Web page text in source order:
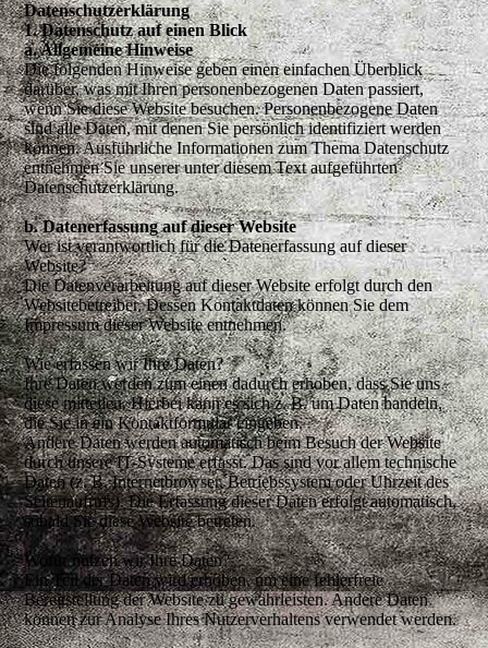
Daten­­schutz­­erklärung
1. Datenschutz auf einen Blick
a. Allgemeine Hinweise
Die folgenden Hinweise geben einen einfachen Überblick
darüber, was mit Ihren personenbezogenen Daten passiert,
wenn Sie diese Website besuchen. Personenbezogene Daten
sind alle Daten, mit denen Sie persönlich identifiziert werden
können. Ausführliche Informationen zum Thema Datenschutz
entnehmen Sie unserer unter diesem Text aufgeführten
Datenschutzerklärung.
b. Datenerfassung auf dieser Website
Wer ist verantwortlich für die Datenerfassung auf dieser
Website?
Die Datenverarbeitung auf dieser Website erfolgt durch den
Websitebetreiber. Dessen Kontaktdaten können Sie dem
Impressum dieser Website entnehmen.
Wie erfassen wir Ihre Daten?
Ihre Daten werden zum einen dadurch erhoben, dass Sie uns
diese mitteilen. Hierbei kann es sich z. B. um Daten handeln,
die Sie in ein Kontaktformular eingeben.
Andere Daten werden automatisch beim Besuch der Website
durch unsere IT-Systeme erfasst. Das sind vor allem technische
Daten (z. B. Internetbrowser, Betriebssystem oder Uhrzeit des
Seitenaufrufs). Die Erfassung dieser Daten erfolgt automatisch,
sobald Sie diese Website betreten.
Wofür nutzen wir Ihre Daten?
Ein Teil der Daten wird erhoben, um eine fehlerfreie
Bereitstellung der Website zu gewährleisten. Andere Daten
können zur Analyse Ihres Nutzerverhaltens verwendet werden.